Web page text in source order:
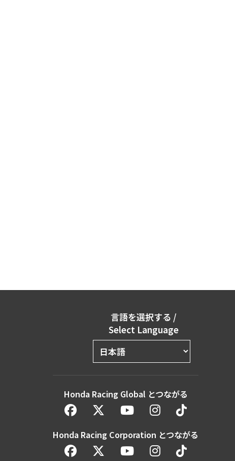
言語を選択する /
Select Language
Honda Racing Global とつながる
Honda Racing Corporation とつながる